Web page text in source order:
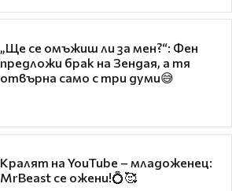
„Ще се омъжиш ли за мен?“: Фен
предложи брак на Зендая, а тя
отвърна само с три думи😅
Кралят на YouTube – младоженец:
MrBeast се ожени!💍🥰